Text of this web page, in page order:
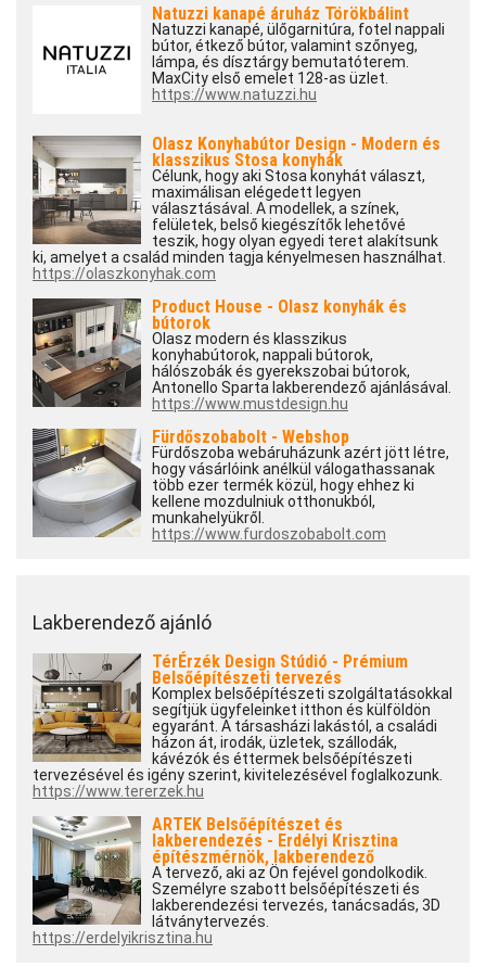
Natuzzi kanapé áruház Törökbálint
Natuzzi kanapé, ülőgarnitúra, fotel nappali
bútor, étkező bútor, valamint szőnyeg,
lámpa, és dísztárgy bemutatóterem.
MaxCity első emelet 128-as üzlet.
https://www.natuzzi.hu
Olasz Konyhabútor Design - Modern és
klasszikus Stosa konyhák
Célunk, hogy aki Stosa konyhát választ,
maximálisan elégedett legyen
választásával. A modellek, a színek,
felületek, belső kiegészítők lehetővé
teszik, hogy olyan egyedi teret alakítsunk
ki, amelyet a család minden tagja kényelmesen használhat.
https://olaszkonyhak.com
Product House - Olasz konyhák és
bútorok
Olasz modern és klasszikus
konyhabútorok, nappali bútorok,
hálószobák és gyerekszobai bútorok,
Antonello Sparta lakberendező ajánlásával.
https://www.mustdesign.hu
Fürdőszobabolt - Webshop
Fürdőszoba webáruházunk azért jött létre,
hogy vásárlóink anélkül válogathassanak
több ezer termék közül, hogy ehhez ki
kellene mozdulniuk otthonukból,
munkahelyükről.
https://www.furdoszobabolt.com
Lakberendező ajánló
TérÉrzék Design Stúdió - Prémium
Belsőépítészeti tervezés
Komplex belsőépítészeti szolgáltatásokkal
segítjük ügyfeleinket itthon és külföldön
egyaránt. A társasházi lakástól, a családi
házon át, irodák, üzletek, szállodák,
kávézók és éttermek belsőépítészeti
tervezésével és igény szerint, kivitelezésével foglalkozunk.
https://www.tererzek.hu
ARTEK Belsőépítészet és
lakberendezés - Erdélyi Krisztina
építészmérnök, lakberendező
A tervező, aki az Ön fejével gondolkodik.
Személyre szabott belsőépítészeti és
lakberendezési tervezés, tanácsadás, 3D
látványtervezés.
https://erdelyikrisztina.hu